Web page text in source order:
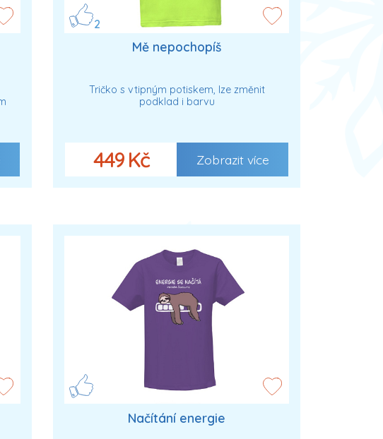
2
Mě nepochopíš
Tričko s vtipným potiskem, lze změnit
podklad i barvu
449 Kč Zobrazit více
Načítání energie